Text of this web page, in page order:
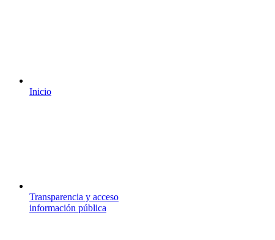
Inicio
Transparencia y acceso
información pública